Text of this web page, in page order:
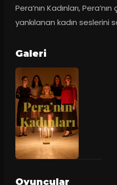
Pera’nın Kadınları,
yankılanan kadın seslerini
Galeri
Oyuncular